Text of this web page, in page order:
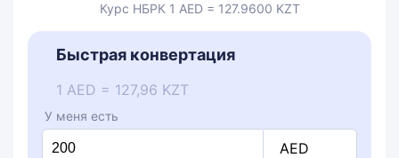
Курс НБРК 1 AED = 127.9600 KZT
Быстрая конвертация
1 AED = 127,96 KZT
У меня есть
AED